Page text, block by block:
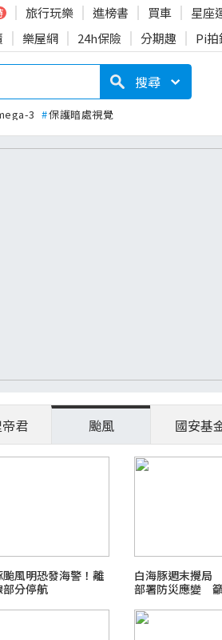
旅行玩樂 進榜書 買車 星座
樂屋網 24h保險 分期趣 Pi
搜尋
3 #保護暗處視覺
君 颱風 國安基
風明恐發海警！離
分停航
白海豚週末攪局
部署防災應變